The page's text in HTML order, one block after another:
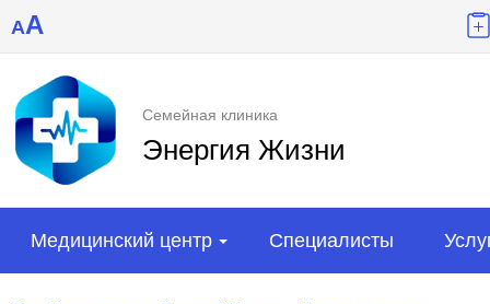
AA
Семейная клиника
Энергия Жизни
Медицинский центр Специалисты